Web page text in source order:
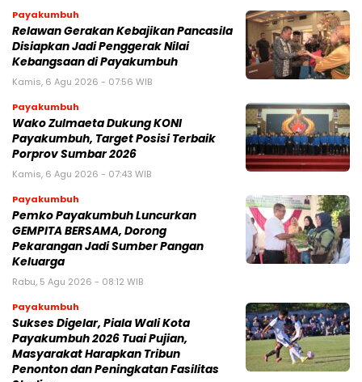
Payakumbuh
Relawan Gerakan Kebajikan Pancasila
Disiapkan Jadi Penggerak Nilai
Kebangsaan di Payakumbuh
Kamis, 6 Agu 2026 - 07:56 WIB
Payakumbuh
Wako Zulmaeta Dukung KONI
Payakumbuh, Target Posisi Terbaik
Porprov Sumbar 2026
Kamis, 6 Agu 2026 - 07:43 WIB
Payakumbuh
Pemko Payakumbuh Luncurkan
GEMPITA BERSAMA, Dorong
Pekarangan Jadi Sumber Pangan
Keluarga
Rabu, 5 Agu 2026 - 08:12 WIB
Payakumbuh
Sukses Digelar, Piala Wali Kota
Payakumbuh 2026 Tuai Pujian,
Masyarakat Harapkan Tribun
Penonton dan Peningkatan Fasilitas